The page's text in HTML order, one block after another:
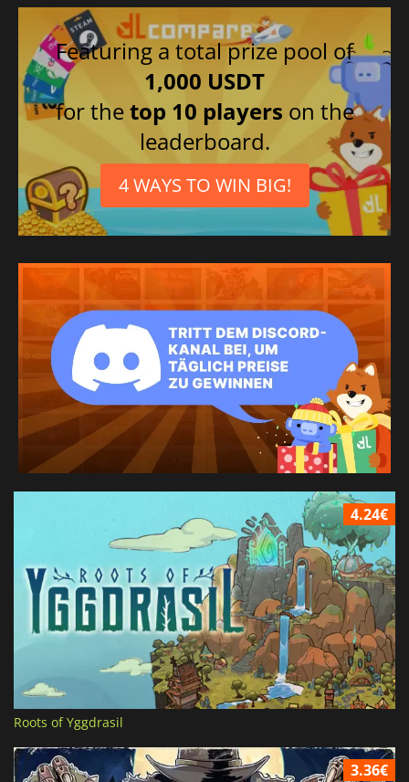
Featuring a total prize pool of
1,000 USDT
for thetop 10 players on the
leaderboard.
4 WAYS TO WIN BIG!
4.24€
Roots of Yggdrasil
3.36€